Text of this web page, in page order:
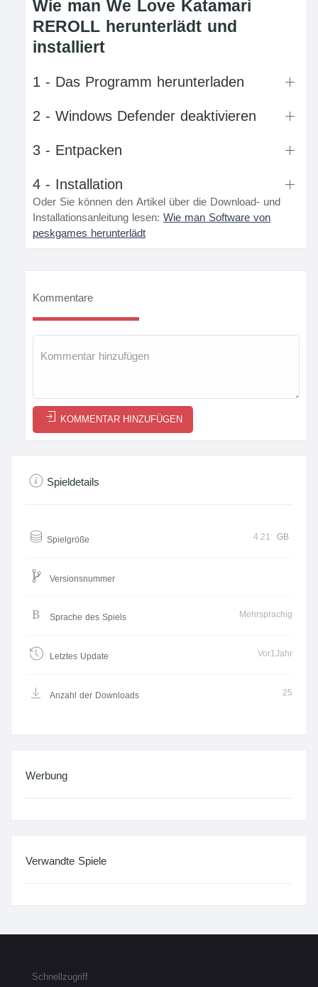
REROLL herunterlädt und
installiert
1 - Das Programm herunterladen
2 - Windows Defender deaktivieren
3 - Entpacken
4 - Installation
Oder Sie können den Artikel über die Download- und
Installationsanleitung lesen: Wie man Software von
peskgames herunterlädt
Kommentare
KOMMENTAR HINZUFÜGEN
Spieldetails
Spielgröße 4.21 GB
Versionsnummer
Sprache des Spiels Mehrsprachig
Letztes Update Vor1Jahr
Anzahl der Downloads 25
Werbung
Verwandte Spiele
Schnellzugriff